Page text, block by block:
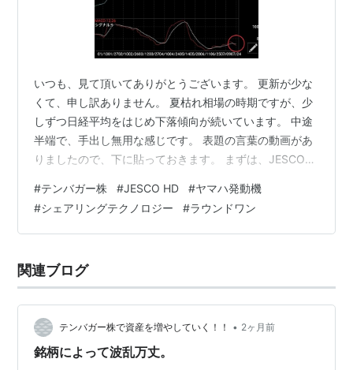
いつも、見て頂いてありがとうございます。 更新が少な
くて、申し訳ありません。 夏枯れ相場の時期ですが、少
しずつ日経平均をはじめ下落傾向が続いています。 中途
半端で、手出し無用な感じです。 表題の言葉の動画があ
りましたので、下に貼っておきます。 まずは、JESCO
閉めも終わって 二つ目の窓閉めに向かっています。
MACDもまだ下がると感じかと。 1500円以下が肝ですね
～。 続いて、シェアリングテクノロジーの日足チャート
ますが MACDは、クロスして下落トレンドかと。 1200
円台の高…
#テンバガー株 #JESCO HD #ヤマハ発動機
#シェアリングテクノロジー #ラウンドワン
関連ブログ
テンバガー株で資産を増やしていく！！ • 2ヶ月前
銘柄によって波乱万丈。